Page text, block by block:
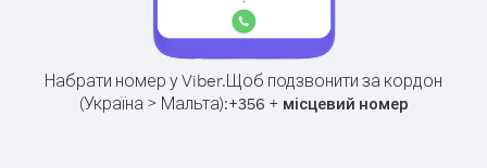
Набрати номер у Viber.Щоб подзвонити за кордон
(Україна > Мальта):+356 + місцевий номер